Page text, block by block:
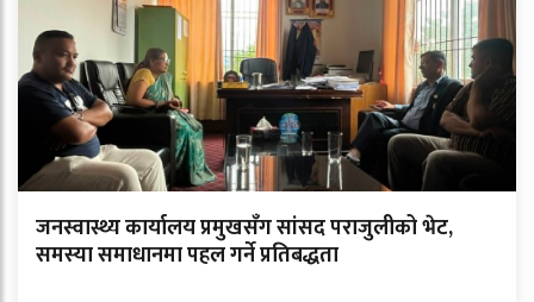
जनस्वास्थ्य कार्यालय प्रमुखसँग सांसद पराजुलीको भेट,
समस्या समाधानमा पहल गर्ने प्रतिबद्धता